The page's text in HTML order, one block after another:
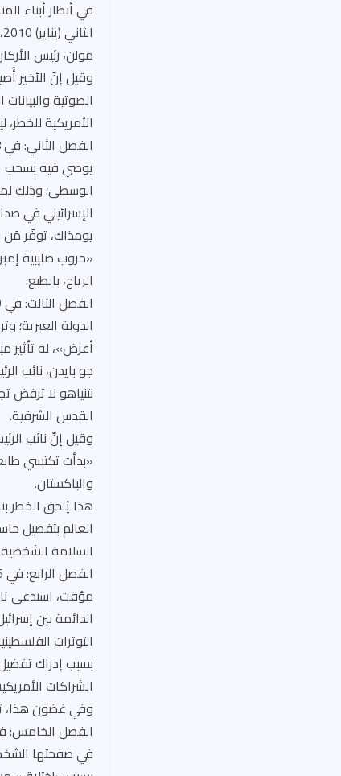
مولن، رئيس
الصوتية
الأمريكية
الوسطى؛ وذلك
الإسرائيلي في
يومذاك، توفّر
«حروب صليبية
الرياح، بالطبع.
الدولة العبرية؛
أعرض»، له تأثير
جو بايدن، نائب
القدس الشرقية.
وقيل إنّ نائب
«بدأت تكتسي
والباكستان.
هذا يُلحق الخطر
العالم بتفصيل
السلامة
الدائمة بين
التوترات
بسبب إدراك
الشراكات
وفي غضون هذا،
الفصل الخامس:
في صفحتها